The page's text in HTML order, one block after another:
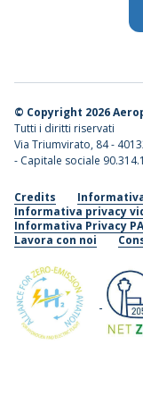
© Copyright 2026
Tutti i diritti riservati
Via Triumvirato, 84 -
- Capitale sociale
Credits
Informativa privacy
Informativa Privacy
Lavora con noi